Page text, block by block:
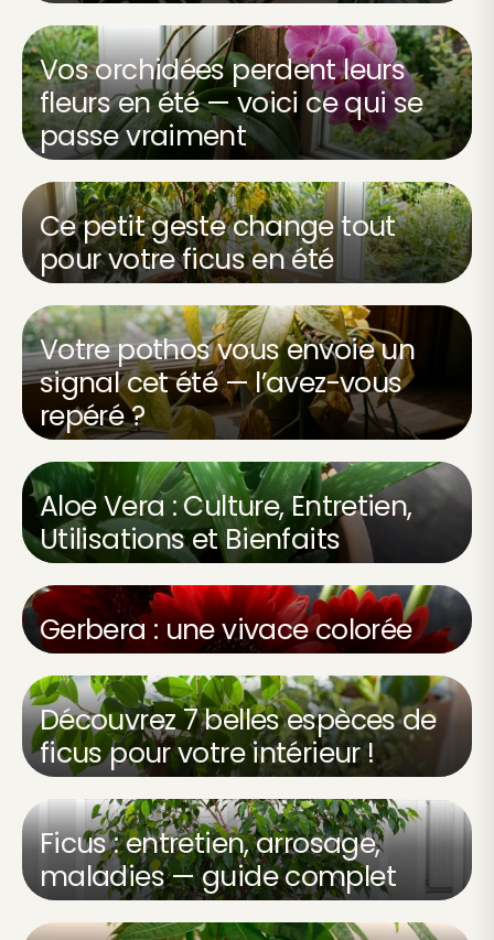
Vos orchidées perdent leurs
fleurs en été — voici ce qui se
passe vraiment
Ce petit geste change tout
pour votre ficus en été
Votre pothos vous envoie un
signal cet été — l’avez-vous
repéré ?
Aloe Vera : Culture, Entretien,
Utilisations et Bienfaits
Gerbera : une vivace colorée
Découvrez 7 belles espèces de
ficus pour votre intérieur !
Ficus : entretien, arrosage,
maladies — guide complet